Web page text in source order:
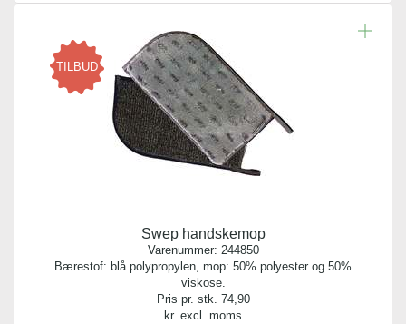
TILBUD
Swep handskemop
Varenummer: 244850
Bærestof: blå polypropylen, mop: 50% polyester og 50%
viskose.
Pris pr. stk. 74,90
kr. excl. moms